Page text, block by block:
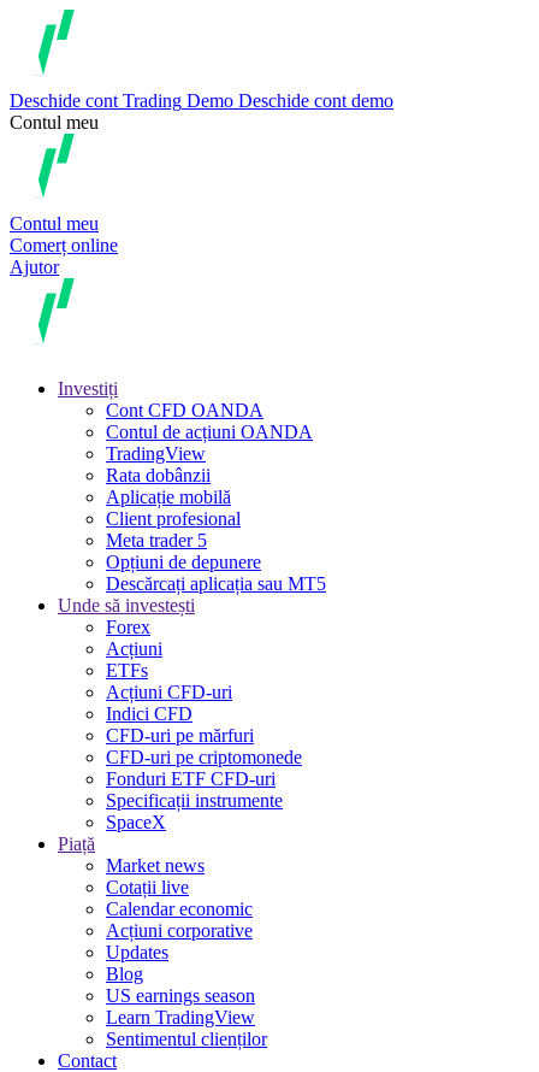
Deschide cont Trading Demo Deschide cont demo
Contul meu
Contul meu
Comerț online
Ajutor
Investiți
Cont CFD OANDA
Contul de acțiuni OANDA
TradingView
Rata dobânzii
Aplicație mobilă
Client profesional
Meta trader 5
Opțiuni de depunere
Descărcați aplicația sau MT5
Unde să investești
Forex
Acțiuni
ETFs
Acțiuni CFD-uri
Indici CFD
CFD-uri pe mărfuri
CFD-uri pe criptomonede
Fonduri ETF CFD-uri
Specificații instrumente
SpaceX
Piață
Market news
Cotații live
Calendar economic
Acțiuni corporative
Updates
Blog
US earnings season
Learn TradingView
Sentimentul clienților
Contact